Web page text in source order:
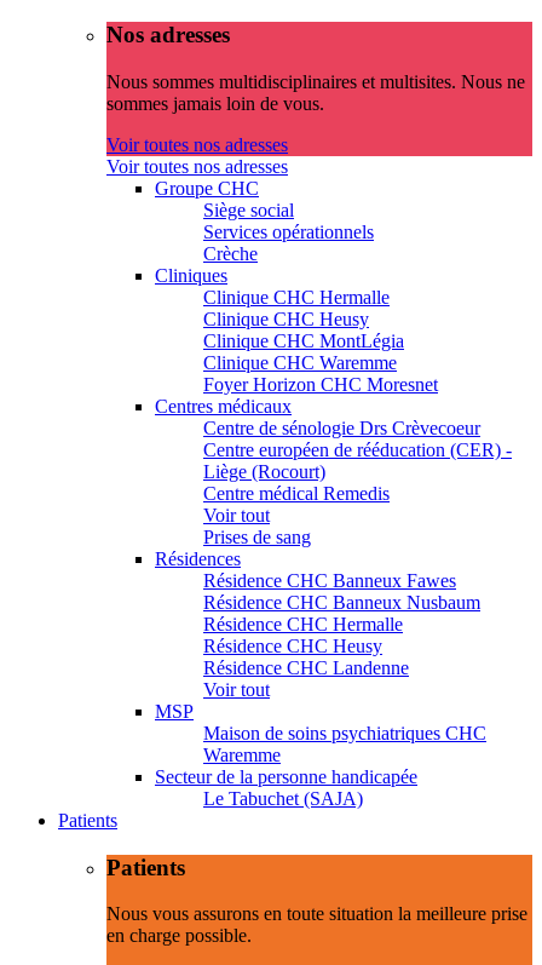
Nos adresses
Nous sommes multidisciplinaires et multisites. Nous ne
sommes jamais loin de vous.
Voir toutes nos adresses
Voir toutes nos adresses
Groupe CHC
Siège social
Services opérationnels
Crèche
Cliniques
Clinique CHC Hermalle
Clinique CHC Heusy
Clinique CHC MontLégia
Clinique CHC Waremme
Foyer Horizon CHC Moresnet
Centres médicaux
Centre de sénologie Drs Crèvecoeur
Centre européen de rééducation (CER) -
Liège (Rocourt)
Centre médical Remedis
Voir tout
Prises de sang
Résidences
Résidence CHC Banneux Fawes
Résidence CHC Banneux Nusbaum
Résidence CHC Hermalle
Résidence CHC Heusy
Résidence CHC Landenne
Voir tout
MSP
Maison de soins psychiatriques CHC
Waremme
Secteur de la personne handicapée
Le Tabuchet (SAJA)
Patients
Patients
Nous vous assurons en toute situation la meilleure prise
en charge possible.